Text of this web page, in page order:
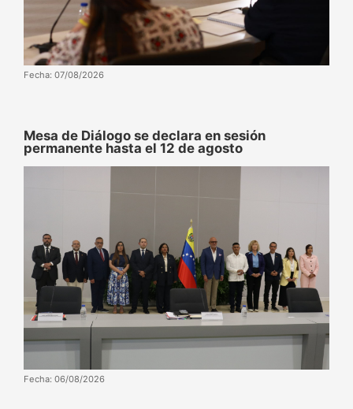
Fecha: 07/08/2026
Mesa de Diálogo se declara en sesión
permanente hasta el 12 de agosto
Fecha: 06/08/2026